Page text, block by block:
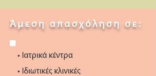
Άμεση απασχόληση σε:
• Ιατρικά κέντρα
• Ιδιωτικές κλινικές